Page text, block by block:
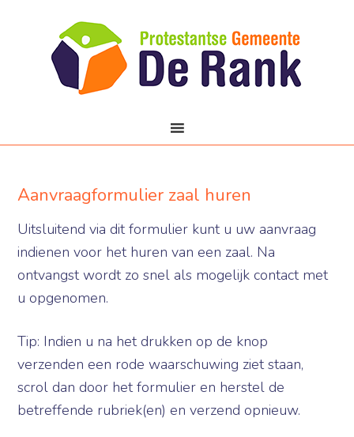
Aanvraagformulier zaal huren
Uitsluitend via dit formulier kunt u uw aanvraag
indienen voor het huren van een zaal. Na
ontvangst wordt zo snel als mogelijk contact met
u opgenomen.
Tip: Indien u na het drukken op de knop
verzenden een rode waarschuwing ziet staan,
scrol dan door het formulier en herstel de
betreffende rubriek(en) en verzend opnieuw.